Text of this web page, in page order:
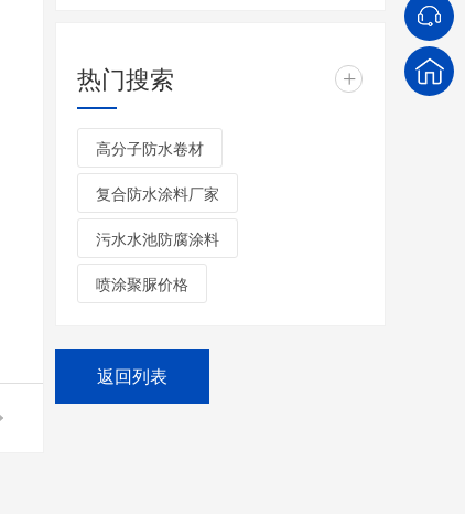
热门搜索 +
高分子防水卷材
复合防水涂料厂家
污水水池防腐涂料
喷涂聚脲价格
返回列表